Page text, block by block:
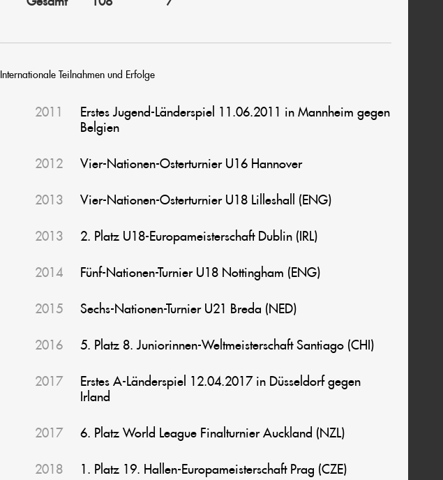
Internationale Teilnahmen und Erfolge
2011
Erstes Jugend-Länderspiel 11.06.2011 in Mannheim gegen
Belgien
2012 Vier-Nationen-Osterturnier U16 Hannover
2013 Vier-Nationen-Osterturnier U18 Lilleshall (ENG)
2013 2. Platz U18-Europameisterschaft Dublin (IRL)
2014 Fünf-Nationen-Turnier U18 Nottingham (ENG)
2015 Sechs-Nationen-Turnier U21 Breda (NED)
2016 5. Platz 8. Juniorinnen-Weltmeisterschaft Santiago (CHI)
2017
Erstes A-Länderspiel 12.04.2017 in Düsseldorf gegen
Irland
2017 6. Platz World League Finalturnier Auckland (NZL)
2018 1. Platz 19. Hallen-Europameisterschaft Prag (CZE)